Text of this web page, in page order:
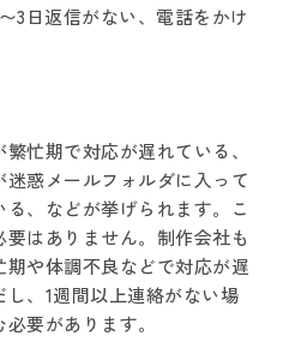
3日返信がない、電話をかけ
繁忙期で対応が遅れている、
惑メールフォルダに入って
、などが挙げられます。こ
はありません。制作会社も
期や体調不良などで対応が遅
、1週間以上連絡がない場
要があります。